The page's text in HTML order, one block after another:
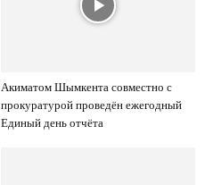
Акиматом Шымкента совместно с
прокуратурой проведён ежегодный
Единый день отчёта